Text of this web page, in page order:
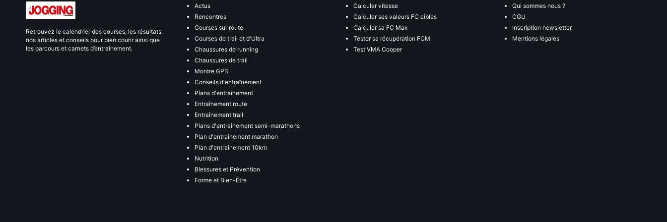
Retrouvez le calendrier des courses, les résultats,
nos articles et conseils pour bien courir ainsi que
les parcours et carnets d’entraînement.
Actus
Rencontres
Courses sur route
Courses de trail et d'Ultra
Chaussures de running
Chaussures de trail
Montre GPS
Conseils d'entraînement
Plans d'entraînement
Entraînement route
Entraînement trail
Plans d'entraînement semi-marathons
Plan d'entraînement marathon
Plan d'entraînement 10km
Nutrition
Blessures et Prévention
Forme et Bien-Être
Calculer vitesse
Calculer ses valeurs FC cibles
Calculer sa FC Max
Tester sa récupération FCM
Test VMA Cooper
Qui sommes nous ?
CGU
Inscription newsletter
Mentions légales